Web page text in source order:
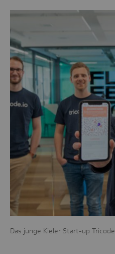
Das junge Kieler Start-up Tricode